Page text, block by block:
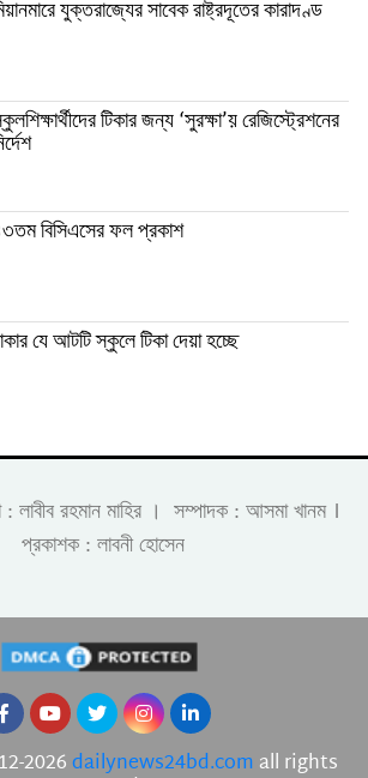
যুক্তরাজ্যের সাবেক রাষ্ট্রদূতের কারাদণ্ড
টিকার জন্য ‘সুরক্ষা’য় রেজিস্ট্রেশনের
বিসিএসের ফল প্রকাশ
যে আটটি স্কুলে টিকা দেয়া হচ্ছে
: লাবীব রহমান মাহির । সম্পাদক : আসমা খানম ।
প্রকাশক : লাবনী হোসেন
2026dailynews24bd.com all rights